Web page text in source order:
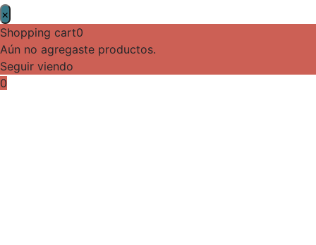
×
Shopping cart0
Aún no agregaste productos.
Seguir viendo
0